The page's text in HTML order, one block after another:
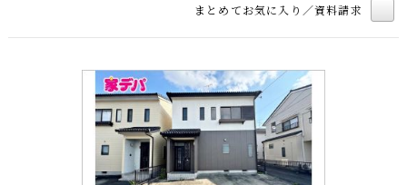
まとめてお気に入り／資料請求